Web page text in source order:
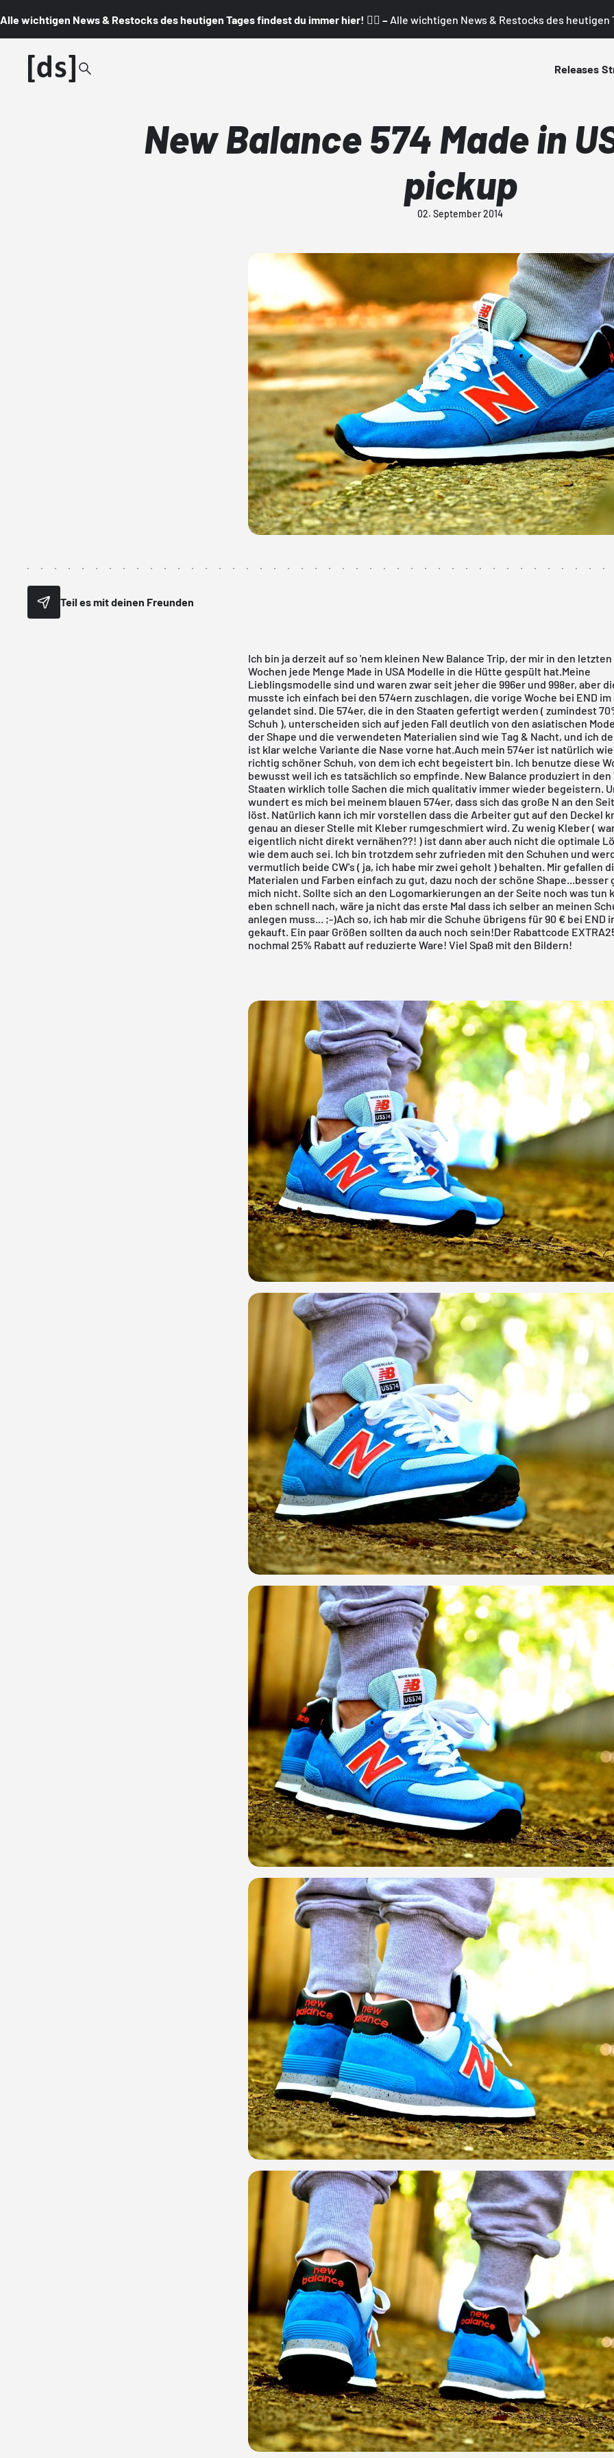
Alle wichtigen News & Restocks des heutigen Tages findest du immer hier! 👇🏼 – Alle wichtigen News & Restocks des heutigen
Releases
New Balance 574 Made in
pickup
02. September 2014
Teil es mit deinen Freunden
Ich bin ja derzeit auf so 'nem kleinen New Balance Trip, der mir in den letzten
Wochen jede Menge Made in USA Modelle in die Hütte gespült hat.Meine
Lieblingsmodelle sind und waren zwar seit jeher die 996er und 998er, aber
musste ich einfach bei den 574ern zuschlagen, die vorige Woche bei END im
gelandet sind. Die 574er, die in den Staaten gefertigt werden ( zumindest
Schuh ), unterscheiden sich auf jeden Fall deutlich von den asiatischen
der Shape und die verwendeten Materialien sind wie Tag & Nacht, und ich
ist klar welche Variante die Nase vorne hat.Auch mein 574er ist natürlich
richtig schöner Schuh, von dem ich echt begeistert bin. Ich benutze diese
bewusst weil ich es tatsächlich so empfinde. New Balance produziert in
Staaten wirklich tolle Sachen die mich qualitativ immer wieder begeistern.
wundert es mich bei meinem blauen 574er, dass sich das große N an den
löst. Natürlich kann ich mir vorstellen dass die Arbeiter gut auf den Deckel
genau an dieser Stelle mit Kleber rumgeschmiert wird. Zu wenig Kleber (
eigentlich nicht direkt vernähen??! ) ist dann aber auch nicht die optimale
wie dem auch sei. Ich bin trotzdem sehr zufrieden mit den Schuhen und
vermutlich beide CW's ( ja, ich habe mir zwei geholt ) behalten. Mir gefallen
Materialen und Farben einfach zu gut, dazu noch der schöne Shape...besser
mich nicht. Sollte sich an den Logomarkierungen an der Seite noch was tun
eben schnell nach, wäre ja nicht das erste Mal dass ich selber an meinen
anlegen muss... ;-)Ach so, ich hab mir die Schuhe übrigens für 90 € bei END
gekauft. Ein paar Größen sollten da auch noch sein!Der Rabattcode
nochmal 25% Rabatt auf reduzierte Ware! Viel Spaß mit den Bildern!